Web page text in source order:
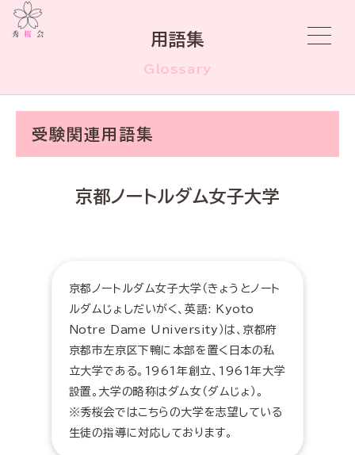
用語集
Glossary
受験関連用語集
京都ノートルダム女子大学
京都ノートルダム女子大学（きょうとノート
ルダムじょしだいがく、英語: Kyoto
Notre Dame University）は、京都府
京都市左京区下鴨に本部を置く日本の私
立大学である。1961年創立、1961年大学
設置。大学の略称はダム女（ダムじょ）。
※秀桜会ではこちらの大学を志望している
生徒の指導に対応しております。